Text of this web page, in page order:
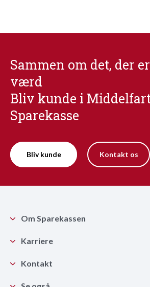
Sammen om det, der
værd
Bliv kunde i
Sparekasse
Bliv kunde Kontakt os
Om Sparekassen
Karriere
Kontakt